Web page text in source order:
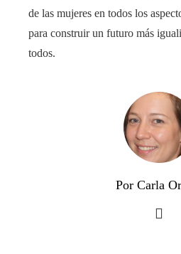
de las mujeres en todos los
para construir un futuro más
todos.
Por Carla